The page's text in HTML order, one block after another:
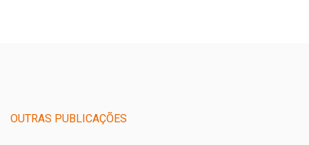
OUTRAS PUBLICAÇÕES